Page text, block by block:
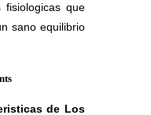
fisiologicas que
sano equilibrio
de Los